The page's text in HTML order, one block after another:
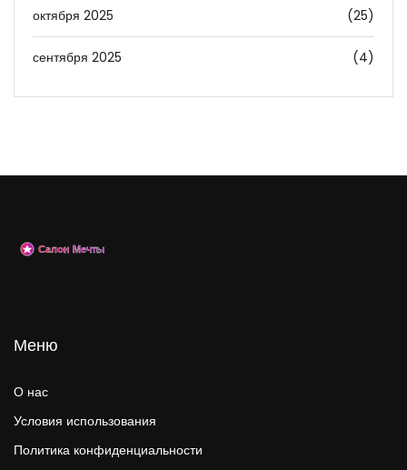
октября 2025 (25)
сентября 2025 (4)
Меню
О нас
Условия использования
Политика конфиденциальности